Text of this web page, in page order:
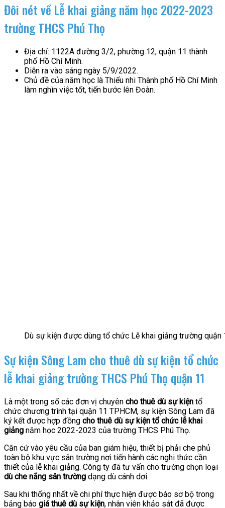
Đôi nét về Lễ khai giảng năm học 2022-2023
trường THCS Phú Thọ
Địa chỉ: 1122A đường 3/2, phường 12, quận 11 thành
phố Hồ Chí Minh.
Diễn ra vào sáng ngày 5/9/2022.
Chủ đề của năm học là Thiếu nhi Thành phố Hồ Chí Minh
làm nghìn việc tốt, tiến bước lên Đoàn.
Dù sự kiện được dùng tổ chức Lễ khai giảng trường quận
Sự kiện Sông Lam cho thuê dù sự kiện tổ chức
lễ khai giảng trường THCS Phú Thọ quận 11
Là một trong số các đơn vị chuyên cho thuê dù sự kiện tổ
chức chương trình tại quận 11 TPHCM, sự kiện Sông Lam đã
ký kết được hợp đồng cho thuê dù sự kiện tổ chức lễ khai
giảng năm học 2022-2023 của trường THCS Phú Thọ.
Căn cứ vào yêu cầu của ban giám hiệu, thiết bị phải che phủ
toàn bộ khu vực sân trường nơi tiến hành các nghi thức cần
thiết của lễ khai giảng. Công ty đã tư vấn cho trường chọn loại
dù che nắng sân trường dạng dù cánh dơi.
Sau khi thống nhất về chi phí thực hiện được báo sơ bộ trong
bảng báo giá thuê dù sự kiện, nhân viên khảo sát đã được